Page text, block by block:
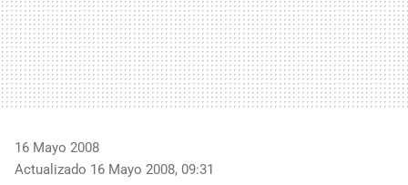
16 Mayo 2008
Actualizado 16 Mayo 2008, 09:31